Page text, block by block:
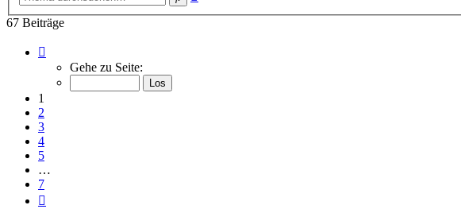
67 Beiträge
von
Gehe zu Seite:
1
2
3
4
5
…
7